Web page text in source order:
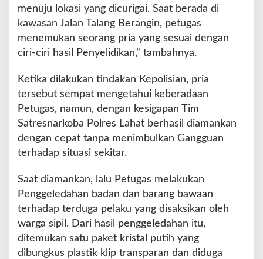
menuju lokasi yang dicurigai. Saat berada di
kawasan Jalan Talang Berangin, petugas
menemukan seorang pria yang sesuai dengan
ciri-ciri hasil Penyelidikan,” tambahnya.
Ketika dilakukan tindakan Kepolisian, pria
tersebut sempat mengetahui keberadaan
Petugas, namun, dengan kesigapan Tim
Satresnarkoba Polres Lahat berhasil diamankan
dengan cepat tanpa menimbulkan Gangguan
terhadap situasi sekitar.
Saat diamankan, lalu Petugas melakukan
Penggeledahan badan dan barang bawaan
terhadap terduga pelaku yang disaksikan oleh
warga sipil. Dari hasil penggeledahan itu,
ditemukan satu paket kristal putih yang
dibungkus plastik klip transparan dan diduga